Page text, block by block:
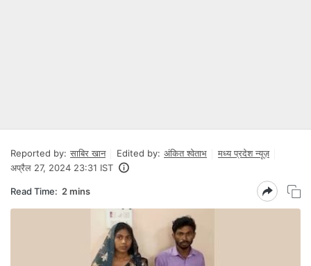
Reported by: साबिर खान Edited by: अंकित श्वेताभ
मध्य प्रदेश न्यूज़
अप्रैल 27, 2024 23:31 IST
Read Time: 2 mins